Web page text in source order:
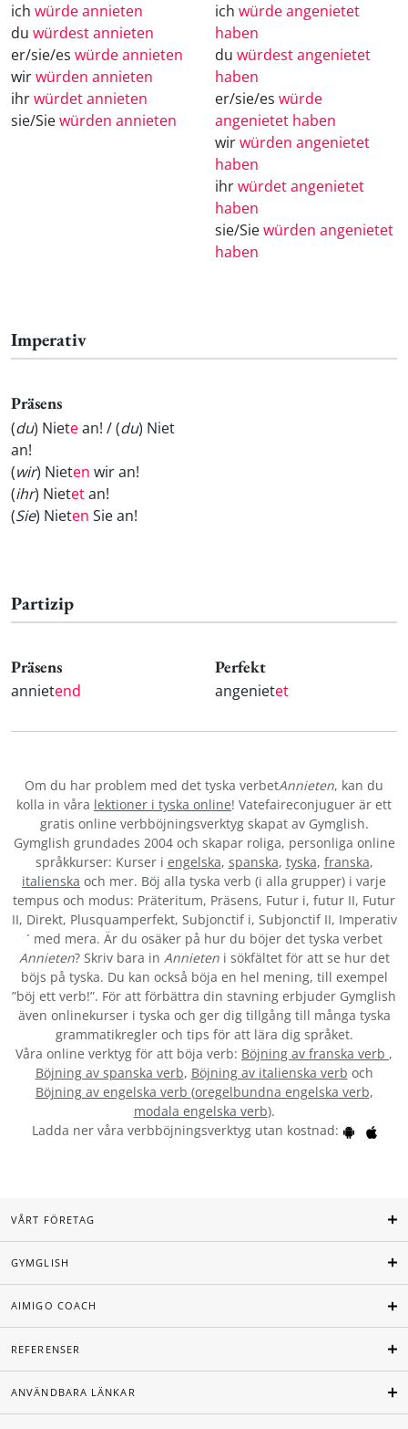
ich würde annieten
du würdest annieten
er/sie/es würde annieten
wirwürden annieten
ihrwürdet annieten
sie/Siewürden annieten
ich würde angenietet
haben
du würdest angenietet
haben
er/sie/es würde
angenietet haben
wirwürden angenietet
haben
ihrwürdet angenietet
haben
sie/Siewürden angenietet
haben
Imperativ
Präsens
(du) Nietean! / (du) Niet
an!
(wir) Nieten wir an!
(ihr) Nietetan!
(Sie) Nieten Sie an!
Partizip
Präsens
annietend
Perfekt
angenietet
Om du har problem med det tyska verbetAnnieten, kan du
kolla in våra lektioner i tyska online! Vatefaireconjuguer är ett
gratis online verbböjningsverktyg skapat av Gymglish.
Gymglish grundades 2004 och skapar roliga, personliga online
språkkurser: Kurser i engelska, spanska, tyska, franska,
italienska och mer. Böj alla tyska verb (i alla grupper) i varje
tempus och modus: Präteritum, Präsens, Futur i, futur II, Futur
II, Direkt, Plusquamperfekt, Subjonctif i, Subjonctif II, Imperativ
´ med mera. Är du osäker på hur du böjer det tyska verbet
Annieten? Skriv bara in Annieteni sökfältet för att se hur det
böjs på tyska. Du kan också böja en hel mening, till exempel
”böj ett verb!”. För att förbättra din stavning erbjuder Gymglish
även onlinekurser i tyska och ger dig tillgång till många tyska
grammatikregler och tips för att lära dig språket.
Våra online verktyg för att böja verb: Böjning av franska verb ,
Böjning av spanska verb, Böjning av italienska verb och
Böjning av engelska verb (oregelbundna engelska verb,
modala engelska verb).
Ladda ner våra verbböjningsverktyg utan kostnad:
VÅRT FÖRETAG
GYMGLISH
AIMIGO COACH
REFERENSER
ANVÄNDBARA LÄNKAR